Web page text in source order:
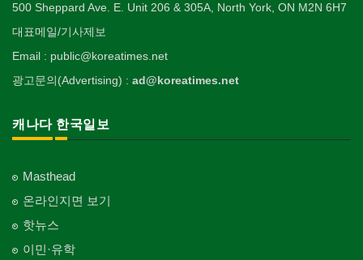
500 Sheppard Ave. E. Unit 206 & 305A, North York, ON M2N 6H7
대표메일/기사제보
Email : public@koreatimes.net
광고문의(Advertising) : ad@koreatimes.net
캐나다 한국일보
Masthead
온라인지면 보기
핫뉴스
이민·유학